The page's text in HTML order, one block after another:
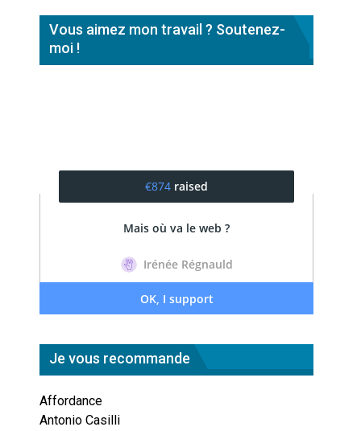
Vous aimez mon travail ? Soutenez-
moi !
Je vous recommande
Affordance
Antonio Casilli